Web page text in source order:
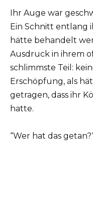
Ihr Auge war
Ein Schnitt entlang
hätte behandelt
Ausdruck in ihrem
schlimmste Teil:
Erschöpfung, als
getragen, dass ihr
hatte.
“Wer hat das